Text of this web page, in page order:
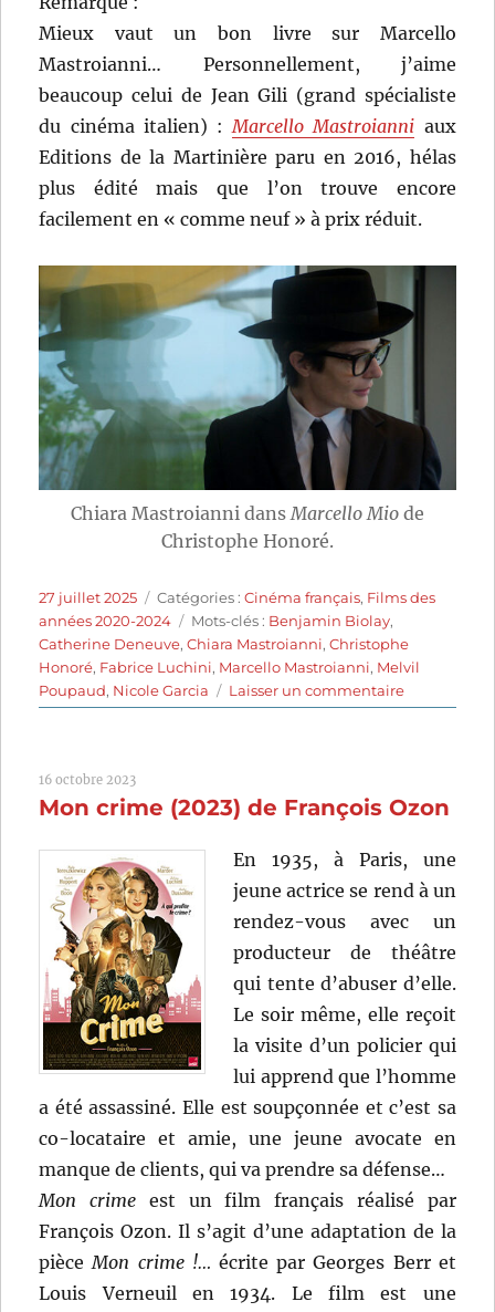
Mieux vaut un bon livre sur Marcello
Mastroianni… Personnellement, j’aime
beaucoup celui de Jean Gili (grand spécialiste
du cinéma italien) : Marcello Mastroianni aux
Editions de la Martinière paru en 2016, hélas
plus édité mais que l’on trouve encore
facilement en « comme neuf » à prix réduit.
Chiara Mastroianni dans Marcello Mio de
Christophe Honoré.
Publié
le
27 juillet 2025 Catégories
Catégories :Cinéma français, Films des
années 2020-2024
Étiquettes
Mots-clés : Benjamin Biolay,
Catherine Deneuve,Chiara Mastroianni,Christophe
Honoré, Fabrice Luchini, Marcello Mastroianni, Melvil
Poupaud, Nicole Garcia Laisser un commentairesur
Marcello
Christophe
16 octobre 2023
Mon crime (2023) de François Ozon
En 1935, à Paris, une
jeune actrice se rend à un
rendez-vous avec un
producteur de théâtre
qui tente d’abuser d’elle.
Le soir même, elle reçoit
la visite d’un policier qui
lui apprend que l’homme
a été assassiné. Elle est soupçonnée et c’est sa
co-locataire et amie, une jeune avocate en
manque de clients, qui va prendre sa défense…
Mon crime est un film français réalisé par
François Ozon. Il s’agit d’une adaptation de la
pièceMon crime !… écrite par Georges Berr et
Louis Verneuil en 1934. Le film est une